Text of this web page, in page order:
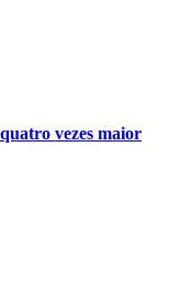
vezes maior